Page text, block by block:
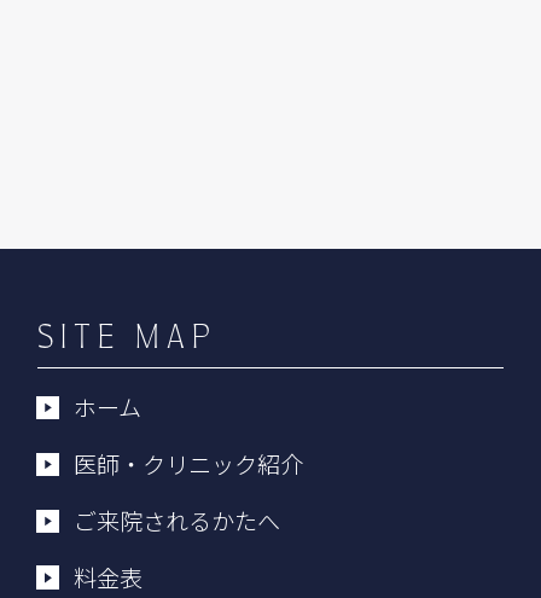
SITE MAP
ホーム
医師・クリニック紹介
ご来院されるかたへ
料金表